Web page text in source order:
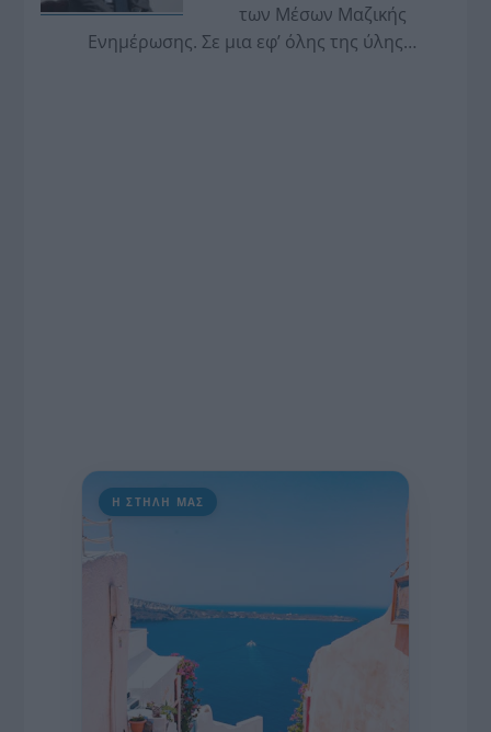
των Μέσων Μαζικής
Ενημέρωσης. Σε μια εφ’ όλης της ύλης
Η ΣΤΗΛΗ ΜΑΣ